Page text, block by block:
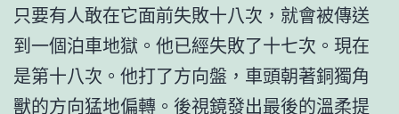
只要有人敢在它面前失敗十八次，就會被傳送
到一個泊車地獄。他已經失敗了十七次。現在
是第十八次。他打了方向盤，車頭朝著銅獨角
獸的方向猛地偏轉。後視鏡發出最後的溫柔提